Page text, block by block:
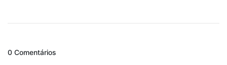
0 Comentários